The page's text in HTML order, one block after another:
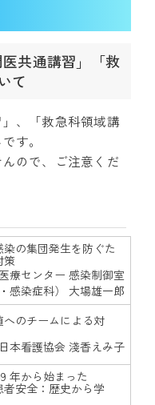
共通講習」「救
て
、「救急科領域講
す。
ので、ご注意くだ
の集団発生を防ぐた
策
療センター 感染制御室
感染症科） 大場雄一郎
のチームによる対
本看護協会 淺香えみ子
年から始まった
安全：歴史から学